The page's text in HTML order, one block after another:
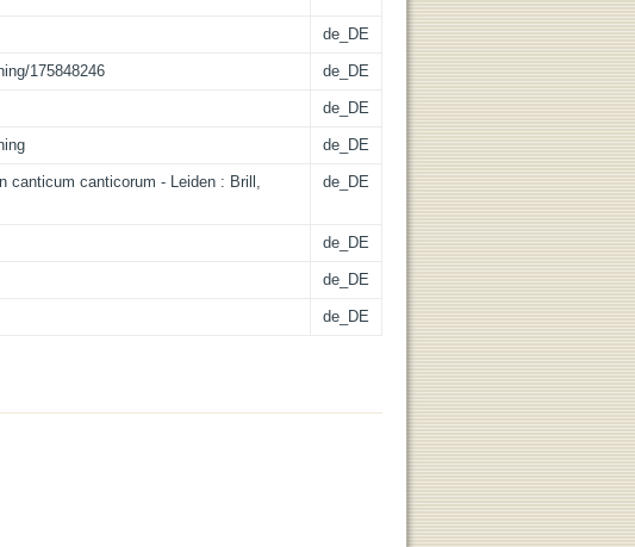
de_DE
175848246 de_DE
de_DE
de_DE
canticum canticorum - Leiden : Brill,
de_DE
de_DE
de_DE
de_DE